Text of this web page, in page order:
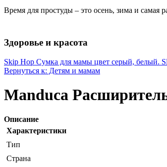
Время для простуды – это осень, зима и самая
Здоровье и красота
Skip Hop Сумка для мамы цвет серый, белый.
Вернуться к: Детям и мамам
Manduca
Описание
Характеристики
Тип
Страна